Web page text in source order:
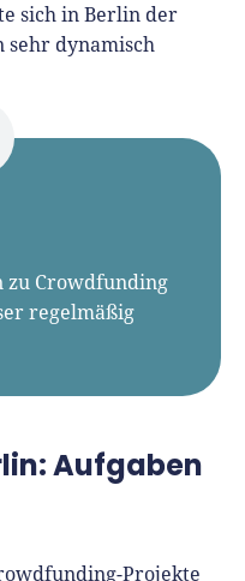
sich in Berlin der
sehr dynamisch
zu Crowdfunding
regelmäßig
Aufgaben
Projekte